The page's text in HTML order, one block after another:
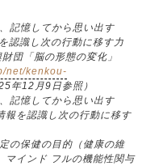
記憶してから思い出す
認識し次の行動に移す力
団「脳の形態の変化」
net/kenkou-
年12月9日参照）
記憶してから思い出す
報を認識し次の行動に移す
の保健の目的（健康の維
マインド フルの機能性関与